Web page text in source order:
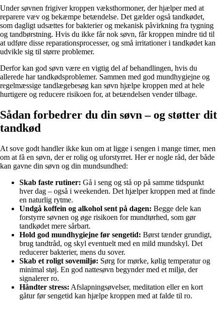
Under søvnen frigiver kroppen væksthormoner, der hjælper med at
reparere væv og bekæmpe betændelse. Det gælder også tandkødet,
som dagligt udsættes for bakterier og mekanisk påvirkning fra tygning
og tandbørstning. Hvis du ikke får nok søvn, får kroppen mindre tid til
at udføre disse reparationsprocesser, og små irritationer i tandkødet kan
udvikle sig til større problemer.
Derfor kan god søvn være en vigtig del af behandlingen, hvis du
allerede har tandkødsproblemer. Sammen med god mundhygiejne og
regelmæssige tandlægebesøg kan søvn hjælpe kroppen med at hele
hurtigere og reducere risikoen for, at betændelsen vender tilbage.
Sådan forbedrer du din søvn – og støtter dit
tandkød
At sove godt handler ikke kun om at ligge i sengen i mange timer, men
om at få en søvn, der er rolig og uforstyrret. Her er nogle råd, der både
kan gavne din søvn og din mundsundhed:
Skab faste rutiner: Gå i seng og stå op på samme tidspunkt
hver dag – også i weekenden. Det hjælper kroppen med at finde
en naturlig rytme.
Undgå koffein og alkohol sent på dagen: Begge dele kan
forstyrre søvnen og øge risikoen for mundtørhed, som gør
tandkødet mere sårbart.
Hold god mundhygiejne før sengetid: Børst tænder grundigt,
brug tandtråd, og skyl eventuelt med en mild mundskyl. Det
reducerer bakterier, mens du sover.
Skab et roligt sovemiljø: Sørg for mørke, kølig temperatur og
minimal støj. En god nattesøvn begynder med et miljø, der
signalerer ro.
Håndter stress: Afslapningsøvelser, meditation eller en kort
gåtur før sengetid kan hjælpe kroppen med at falde til ro.